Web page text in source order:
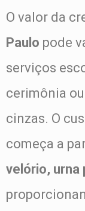
O valor da
Paulo pode
serviços
cerimônia
cinzas. O
começa a
velório, urna